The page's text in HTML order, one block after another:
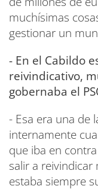
muchísimas
gestionar un
- En el Cabildo
reivindicativo,
gobernaba el
- Esa era una de
internamente
que iba en
salir a
estaba siempre